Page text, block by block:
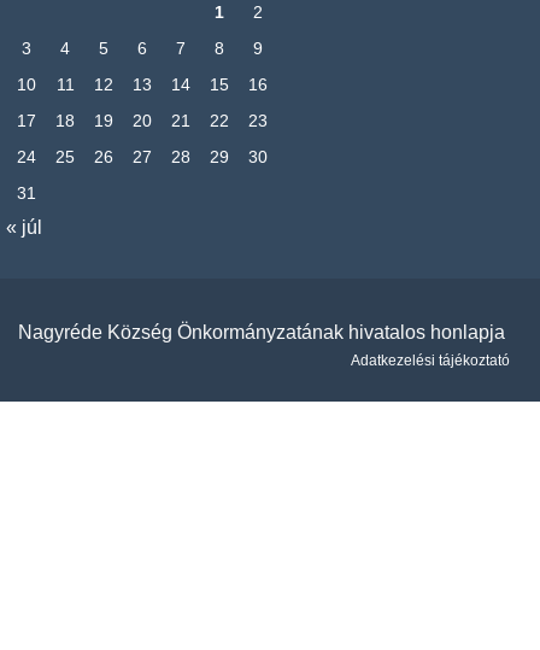
1
2
3
4 5 6 7 8
9
10
11 12 13 14 15
16
17
18 19 20 21 22
23
24
25 26 27 28 29
30
31
« júl
Nagyréde Község Önkormányzatának hivatalos honlapja
Adatkezelési tájékoztató